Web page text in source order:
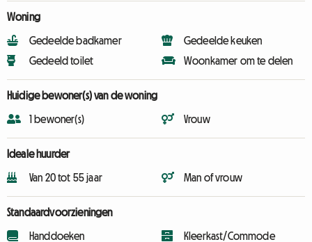
Woning
Gedeelde badkamer
Gedeeld toilet
Gedeelde keuken
Woonkamer om te delen
Huidige bewoner(s) van de woning
1 bewoner(s) Vrouw
Ideale huurder
Van 20 tot 55 jaar Man of vrouw
Standaardvoorzieningen
Handdoeken
Kleerkast/Commode